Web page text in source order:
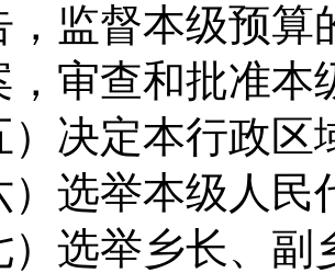
，监督本级预算
，审查和批准本
定本行政区
举本级人民
举乡长、副